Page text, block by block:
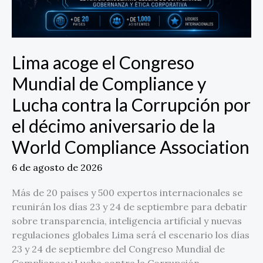
Lima acoge el Congreso
Mundial de Compliance y
Lucha contra la Corrupción por
el décimo aniversario de la
World Compliance Association
6 de agosto de 2026
Más de 20 países y 500 expertos internacionales se
reunirán los días 23 y 24 de septiembre para debatir
sobre transparencia, inteligencia artificial y nuevas
regulaciones globales Lima será el escenario los días
23 y 24 de septiembre del Congreso Mundial de
la
Corrupción
por
el
décimo
aniversario
de
la
World
Compliance